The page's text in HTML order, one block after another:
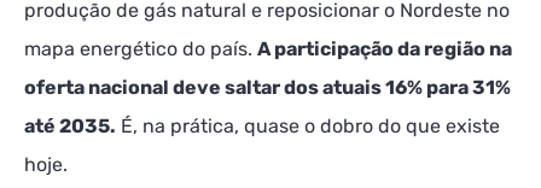
produção de gás natural e reposicionar o Nordeste no
mapa energético do país. A participação da região na
oferta nacional deve saltar dos atuais 16% para 31%
até 2035. É, na prática, quase o dobro do que existe
hoje.